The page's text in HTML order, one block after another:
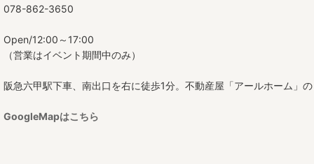
078-862-3650
Open/12:00～17:00
（営業はイベント期間中のみ）
阪急六甲駅下車、南出口を右に徒歩1分。不動産屋「アールホーム」の
GoogleMapはこちら